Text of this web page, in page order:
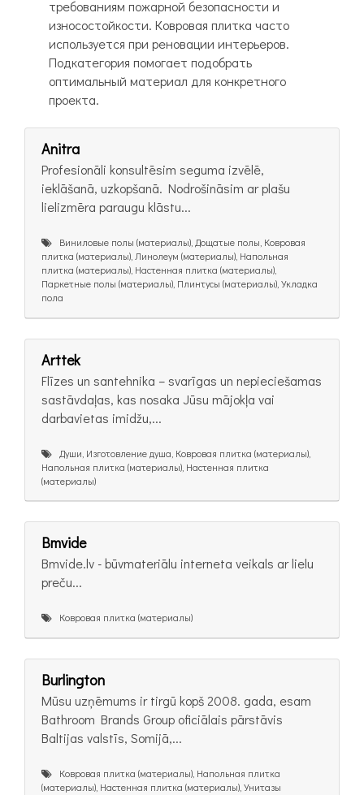
требованиям пожарной безопасности и
износостойкости. Ковровая плитка часто
используется при реновации интерьеров.
Подкатегория помогает подобрать
оптимальный материал для конкретного
проекта.
Anitra
Profesionāli konsultēsim seguma izvēlē,
ieklāšanā, uzkopšanā. Nodrošināsim ar plašu
lielizmēra paraugu klāstu...
Виниловые полы (материалы), Дощатые полы, Ковровая
плитка (материалы), Линолеум (материалы), Напольная
плитка (материалы), Настенная плитка (материалы),
Паркетные полы (материалы), Плинтусы (материалы), Укладка
пола
Arttek
Flīzes un santehnika – svarīgas un nepieciešamas
sastāvdaļas, kas nosaka Jūsu mājokļa vai
darbavietas imidžu,...
Души, Изготовление душа, Ковровая плитка (материалы),
Напольная плитка (материалы), Настенная плитка
(материалы)
Bmvide
Bmvide.lv - būvmateriālu interneta veikals ar lielu
preču...
Ковровая плитка (материалы)
Burlington
Mūsu uzņēmums ir tirgū kopš 2008. gada, esam
Bathroom Brands Group oficiālais pārstāvis
Baltijas valstīs, Somijā,...
Ковровая плитка (материалы), Напольная плитка
(материалы), Настенная плитка (материалы), Унитазы